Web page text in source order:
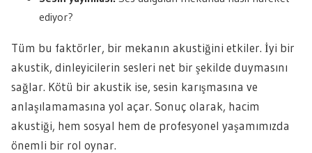
ediyor?
Tüm bu faktörler, bir mekanın akustiğini etkiler. İyi bir
akustik, dinleyicilerin sesleri net bir şekilde duymasını
sağlar. Kötü bir akustik ise, sesin karışmasına ve
anlaşılamamasına yol açar. Sonuç olarak, hacim
akustiği, hem sosyal hem de profesyonel yaşamımızda
önemli bir rol oynar.